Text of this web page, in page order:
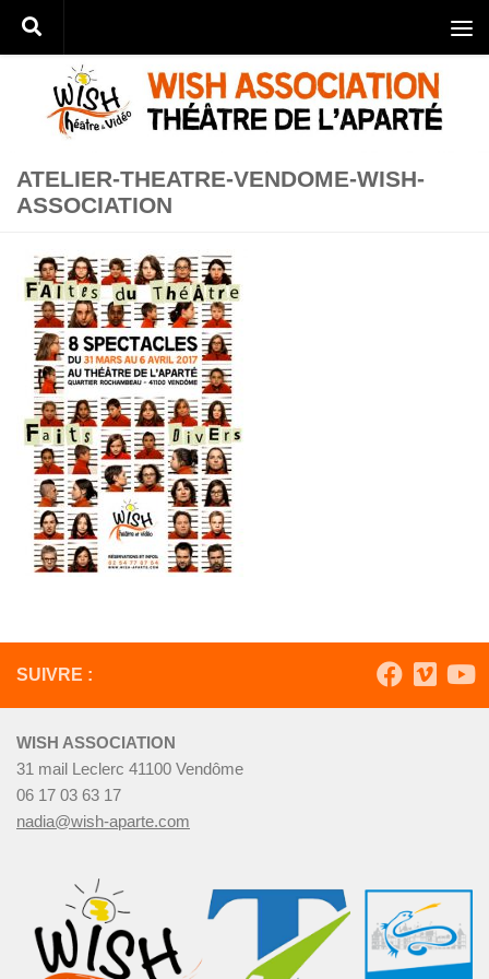
Skip to content
ATELIER-THEATRE-VENDOME-WISH-
ASSOCIATION
SUIVRE :
WISH ASSOCIATION
31 mail Leclerc 41100 Vendôme
06 17 03 63 17
nadia@wish-aparte.com